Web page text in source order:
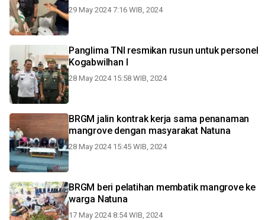
29 May 2024 7:16 WIB, 2024
Panglima TNI resmikan rusun untuk personel
Kogabwilhan I
28 May 2024 15:58 WIB, 2024
BRGM jalin kontrak kerja sama penanaman
mangrove dengan masyarakat Natuna
28 May 2024 15:45 WIB, 2024
BRGM beri pelatihan membatik mangrove ke
warga Natuna
17 May 2024 8:54 WIB, 2024